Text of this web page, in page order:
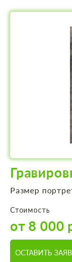
Размер
Стоимость
от 8 000
ОСТАВИТЬ